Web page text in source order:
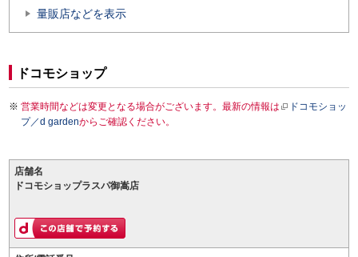
量販店などを表示
ドコモショップ
営業時間などは変更となる場合がございます。最新の情報は
ドコモショッ
プ／d gardenからご確認ください。
店舗名
ドコモショップラスパ御嵩店